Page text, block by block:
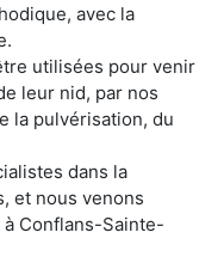
avec la
utilisées pour venir
leur nid, par nos
la pulvérisation, du
dans la
et nous venons
Conflans-Sainte-